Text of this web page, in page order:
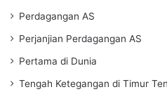
Perdagangan AS
Perjanjian Perdagangan AS
Pertama di Dunia
Tengah Ketegangan di Timur